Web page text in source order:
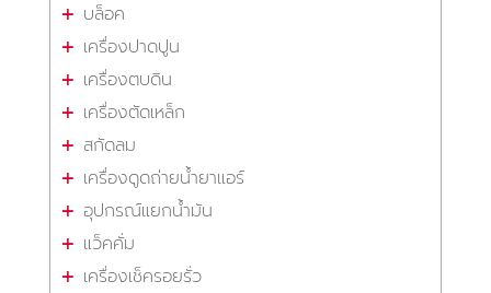
บล็อค
เครื่องปาดปูน
เครื่องตบดิน
เครื่องตัดเหล็ก
สกัดลม
เครื่องดูดถ่ายน้ำยาแอร์
อุปกรณ์แยกน้ำมัน
แว็คคั่ม
เครื่องเช็ครอยรั่ว